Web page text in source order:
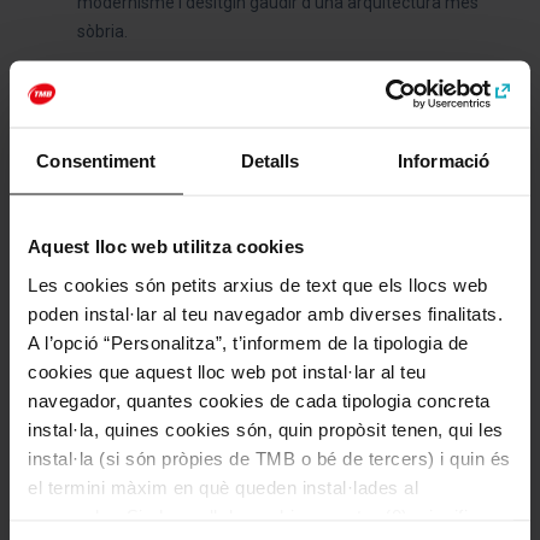
Consentiment Detalls Informació
Aquest lloc web utilitza cookies
Les cookies són petits arxius de text que els llocs web
poden instal·lar al teu navegador amb diverses finalitats.
A l’opció “Personalitza”, t’informem de la tipologia de
cookies que aquest lloc web pot instal·lar al teu
navegador, quantes cookies de cada tipologia concreta
instal·la, quines cookies són, quin propòsit tenen, qui les
instal·la (si són pròpies de TMB o bé de tercers) i quin és
el termini màxim en què queden instal·lades al
sòbria.
http://palaurobert.gencat.cat
Categories
Art i cultura
Com arribar a: Palau Robert
Adreça
Passeig de Gràcia, 107
Barcelona